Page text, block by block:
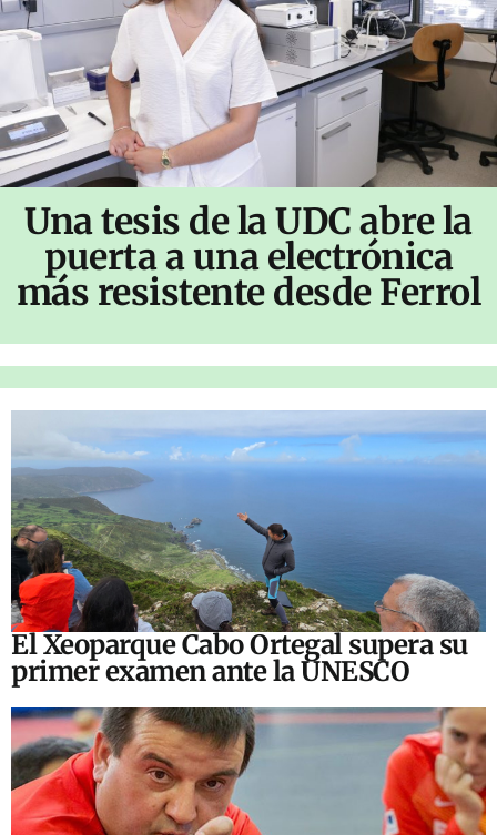
Una tesis de la UDC abre la
puerta a una electrónica
más resistente desde Ferrol
El Xeoparque Cabo Ortegal supera su
primer examen ante la UNESCO